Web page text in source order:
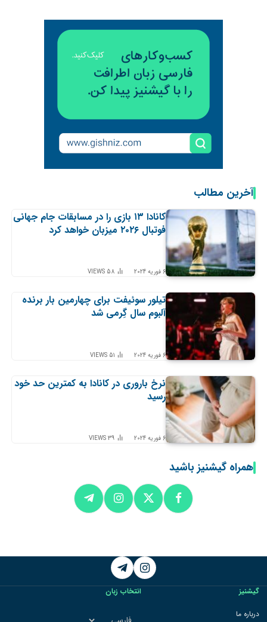
آخرین مطالب
کانادا ۱۳ بازی را در مسابقات جام جهانی
فوتبال ۲۰۲۶ میزبان خواهد کرد
6 فوریه 2024 58
VIEWS
تیلور سوئیفت برای چهارمین بار برنده
آلبوم سال گِرمی شد
6 فوریه 2024 51
VIEWS
نرخ باروری در کانادا به کمترین حد خود
رسید
6 فوریه 2024 39
VIEWS
همراه گیشنیز باشید
Instagram
Telegram
گیشنیز
درباره ما
انتخاب زبان
انتخاب